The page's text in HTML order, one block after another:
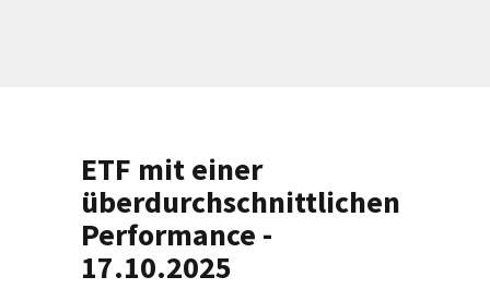
ETF mit einer
überdurchschnittlichen
Performance -
17.10.2025